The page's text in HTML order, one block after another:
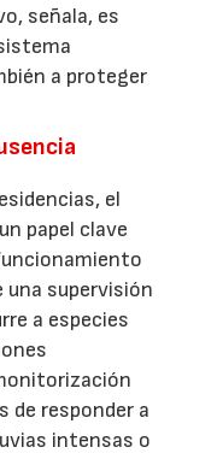
señala, es
a proteger
el
papel clave
una supervisión
a especies
de responder a
intensas o